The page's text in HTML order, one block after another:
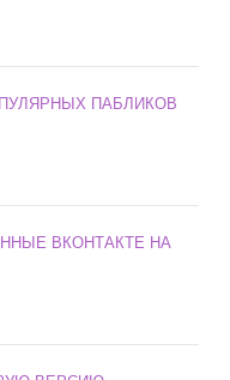
ПАБЛИКОВ
ВКОНТАКТЕ НА